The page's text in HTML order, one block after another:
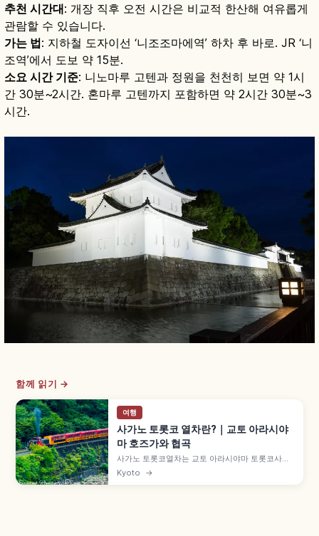
추천 시간대: 개장 직후 오전 시간은 비교적 한산해 여유롭게
관람할 수 있습니다.
가는 법: 지하철 도자이선 ‘니조조마에역’ 하차 후 바로. JR ‘니
조역’에서 도보 약 15분.
소요 시간 기준: 니노마루 고텐과 정원을 천천히 보면 약 1시
간 30분~2시간. 혼마루 고텐까지 포함하면 약 2시간 30분~3
시간.
함께 읽기 →
여행
사가노 토롯코 열차란?｜교토 아라시야
마 호즈가와 협곡
사가노 토롯코열차는 교토 아라시야마 토롯코사가
역에서 토롯코가메오카역까지 약 7.3km를 잇는 관
광 열차로, 1991년 JR 산인 본선 구선을 활용해 개
Kyoto →